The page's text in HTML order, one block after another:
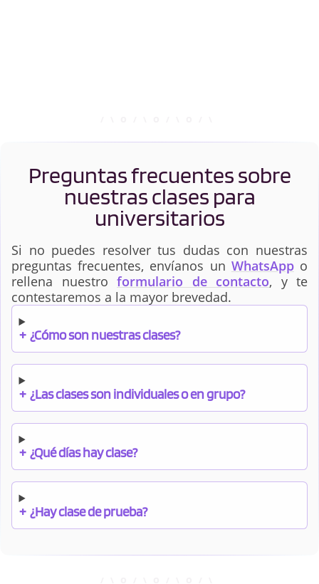
Preguntas frecuentes sobre
nuestras clases para
universitarios
Si no puedes resolver tus dudas con nuestras
preguntas frecuentes, envíanos un WhatsAppo
rellena nuestro formulario de contacto, y te
contestaremos a la mayor brevedad.
+ ¿Cómo son nuestras clases?
+ ¿Las clases son individuales o en grupo?
+ ¿Qué días hay clase?
+ ¿Hay clase de prueba?